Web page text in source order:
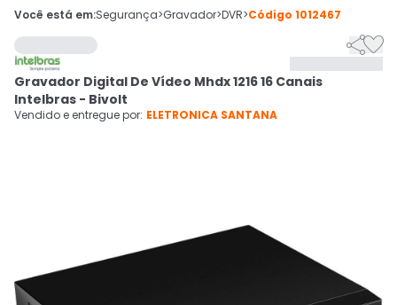
 Olá. Acesse sua conta
 Departamentos
Cupons
CADASTRE-SE
Você está em:Segurança>Gravador>DVR>Código 1012467

Gravador Digital De Vídeo Mhdx 1216 16 Canais
Intelbras - Bivolt
Vendido e entregue por: ELETRONICA SANTANA